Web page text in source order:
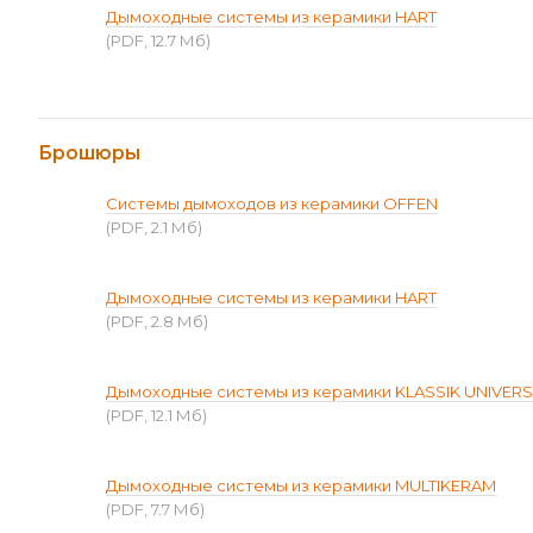
Дымоходные системы из керамики HART
(PDF, 12.7 Мб)
Брошюры
Системы дымоходов из керамики OFFEN
(PDF, 2.1 Мб)
Дымоходные системы из керамики HART
(PDF, 2.8 Мб)
Дымоходные системы из керамики KLASSIK
(PDF, 12.1 Мб)
Дымоходные системы из керамики MULTIKERAM
(PDF, 7.7 Мб)